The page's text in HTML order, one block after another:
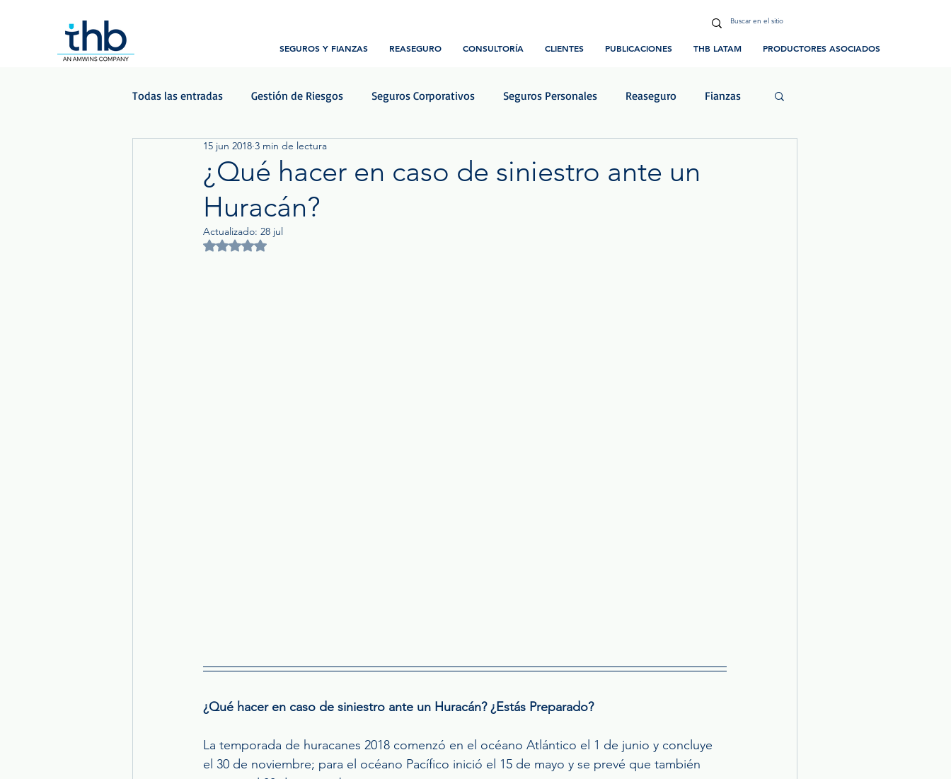
SEGUROS Y FIANZAS REASEGURO CONSULTORÍA CLIENTES PUBLICACIONES THB LATAM PRODUCTORES ASOCIADOS
Todas las entradas Gestión de Riesgos Seguros Corporativos Seguros Personales Reaseguro Fianzas
Beneficios para empleados Transporte y Logística
Podcast - Las Voces del Seguro
¿Qué hacer en caso de siniestro ante un
Huracán?
15 jun 2018 3 min de lectura
Actualizado: 28 jul
Obtuvo NaN de 5 estrellas.
¿Qué hacer en caso de siniestro ante un Huracán? ¿Estás Preparado?
La temporada de huracanes 2018 comenzó en el océano Atlántico el 1 de junio y concluye
el 30 de noviembre; para el océano Pacífico inició el 15 de mayo y se prevé que también